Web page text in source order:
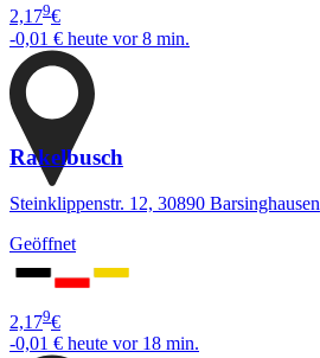
2,179€
-0,01 € heute vor 8 min.
Rakelbusch
Steinklippenstr. 12, 30890 Barsinghausen
Geöffnet
2,179€
-0,01 € heute vor 18 min.